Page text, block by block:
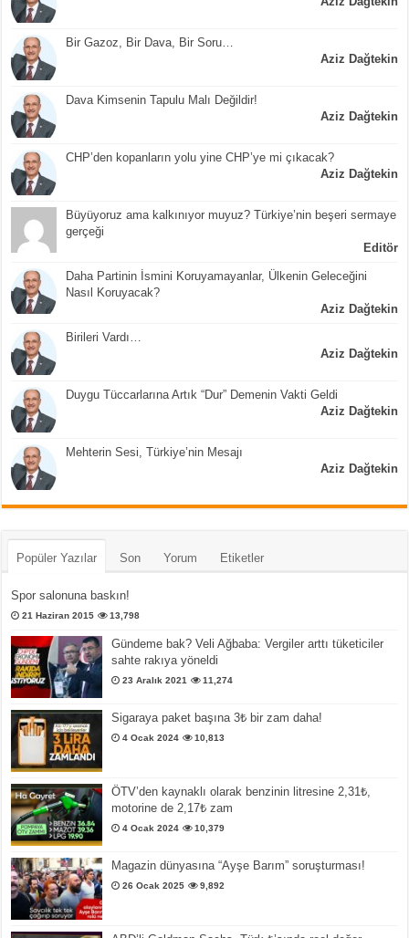
Bir Gazoz, Bir Dava, Bir Soru…
Aziz Dağtekin
Dava Kimsenin Tapulu Malı Değildir!
Aziz Dağtekin
CHP’den kopanların yolu yine CHP’ye mi çıkacak?
Aziz Dağtekin
Büyüyoruz ama kalkınıyor muyuz? Türkiye’nin beşeri sermaye
gerçeği
Editör
Daha Partinin İsmini Koruyamayanlar, Ülkenin Geleceğini
Nasıl Koruyacak?
Aziz Dağtekin
Birileri Vardı…
Aziz Dağtekin
Duygu Tüccarlarına Artık “Dur” Demenin Vakti Geldi
Aziz Dağtekin
Mehterin Sesi, Türkiye’nin Mesajı
Aziz Dağtekin
Popüler Yazılar Son Yorum Etiketler
Spor salonuna baskın!
21 Haziran 2015 13,798
Gündeme bak? Veli Ağbaba: Vergiler arttı tüketiciler
sahte rakıya yöneldi
23 Aralık 2021 11,274
Sigaraya paket başına 3₺ bir zam daha!
4 Ocak 2024 10,813
ÖTV’den kaynaklı olarak benzinin litresine 2,31₺,
motorine de 2,17₺ zam
4 Ocak 2024 10,379
Magazin dünyasına “Ayşe Barım” soruşturması!
26 Ocak 2025 9,892